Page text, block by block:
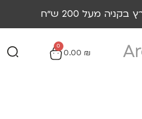
מעל 200 ש״ח
0.00 ₪
0